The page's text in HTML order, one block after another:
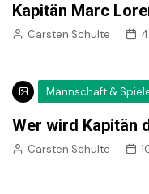
Kapitän Marc
Carsten Schulte
Mannschaft &
Wer wird Kapitän
Carsten Schulte